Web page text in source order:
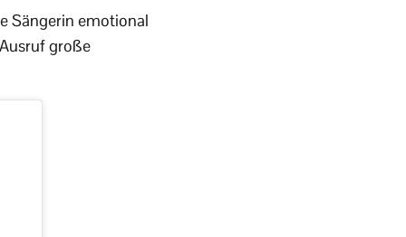
Sängerin emotional
große